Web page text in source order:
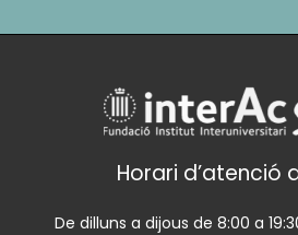
Horari d’atenció
De dilluns a dijous de 8:00 a